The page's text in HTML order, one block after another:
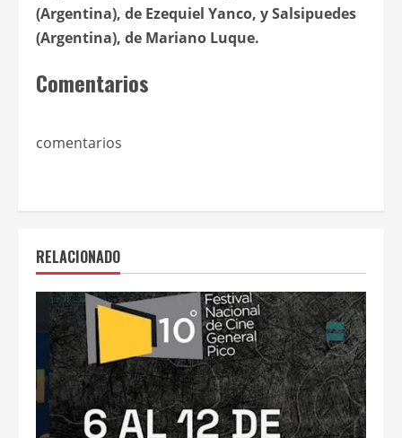
(Argentina), de Ezequiel Yanco, ySalsipuedes
(Argentina), de Mariano Luque.
Comentarios
comentarios
RELACIONADO